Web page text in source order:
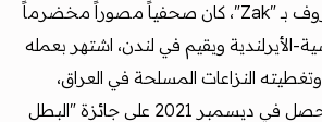
بيير زاكريفسكي المعروف بـ "Zak"، كان صحفياً مصوراً مخضرماً
الأيرلندية ويقيم في لندن، اشتهر بعمله
مع قناة Fox News وتغطيته النزاعات المسلحة في العراق،
وأفغانستان، وسوريا، حصل في ديسمبر 2021 على جائزة "البطل